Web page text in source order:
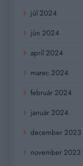
júl 2024
jún 2024
apríl 2024
marec 2024
február 2024
január 2024
december 2023
november 2023